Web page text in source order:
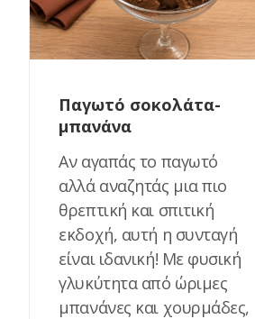
Παγωτό σοκολάτα-
μπανάνα
Αν αγαπάς το παγωτό
αλλά αναζητάς μια πιο
θρεπτική και σπιτική
εκδοχή, αυτή η συνταγή
είναι ιδανική! Με φυσική
γλυκύτητα από ώριμες
μπανάνες και χουρμάδες,